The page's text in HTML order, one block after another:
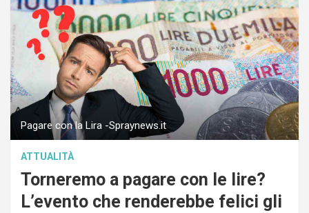
Pagare con la Lira -Spraynews.it
ATTUALITÀ
Torneremo a pagare con le lire?
L’evento che renderebbe felici gli